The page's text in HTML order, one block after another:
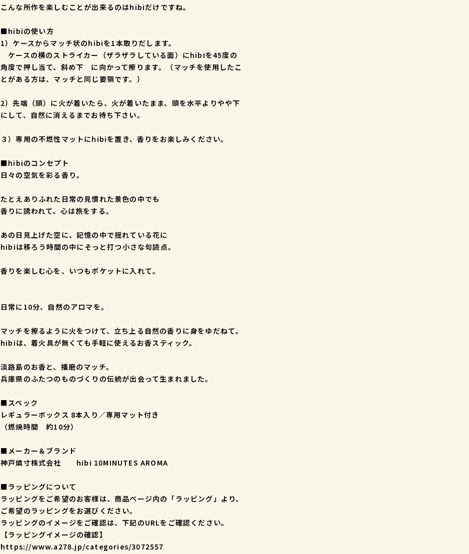
こんな所作を楽しむことが出来るのはhibiだけですね。
■hibiの使い方
1）ケースからマッチ状のhibiを1本取りだします。
ケースの横のストライカー（ザラザラしている面）にhibiを45度の
角度で押し当て、斜め下 に向かって擦ります。（マッチを使用したこ
とがある方は、マッチと同じ要領です。）
2）先端（頭）に火が着いたら、火が着いたまま、頭を水平よりやや下
にして、自然に消えるまでお待ち下さい。
３）専用の不燃性マットにhibiを置き、香りをお楽しみください。
■hibiのコンセプト
日々の空気を彩る香り。
たとえありふれた日常の見慣れた景色の中でも
香りに誘われて、心は旅をする。
あの日見上げた空に、記憶の中で揺れている花に
hibiは移ろう時間の中にそっと打つ小さな句読点。
香りを楽しむ心を、いつもポケットに入れて。
日常に10分、自然のアロマを。
マッチを擦るように火をつけて、立ち上る自然の香りに身をゆだねて。
hibiは、着火具が無くても手軽に使えるお香スティック。
淡路島のお香と、播磨のマッチ。
兵庫県のふたつのものづくりの伝統が出会って生まれました。
■スペック
レギュラーボックス 8本入り／専用マット付き
（燃焼時間 約10分）
■メーカー＆ブランド
神戸燐寸株式会社 hibi 10MINUTES AROMA
■ラッピングについて
ラッピングをご希望のお客様は、商品ページ内の「ラッピング」より、
ご希望のラッピングをお選びください。
ラッピングのイメージをご確認は、下記のURLをご確認ください。
【ラッピングイメージの確認】
https://www.a278.jp/categories/3072557